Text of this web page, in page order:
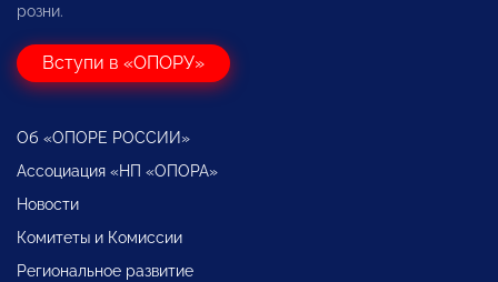
розни.
Вступи в «ОПОРУ»
Об «ОПОРЕ РОССИИ»
Ассоциация «НП «ОПОРА»
Новости
Комитеты и Комиссии
Региональное развитие